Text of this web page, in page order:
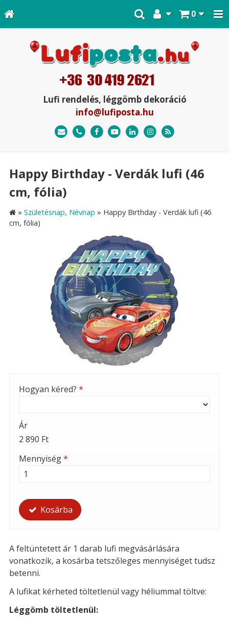
0
Lufi rendelés, léggömb dekoráció
info@lufiposta.hu
Happy Birthday - Verdák lufi (46
cm, fólia)
» Születésnap, Névnap » Happy Birthday - Verdák lufi (46
cm, fólia)
Hogyan kéred? *
Ár
2 890 Ft
Mennyiség*
Kosárba
A feltüntetett ár 1 darab lufi megvásárlására
vonatkozik, a kosárba tetszőleges mennyiséget tudsz
betenni.
A lufikat kérheted töltetlenül vagy héliummal töltve:
Léggömb töltetlenül: